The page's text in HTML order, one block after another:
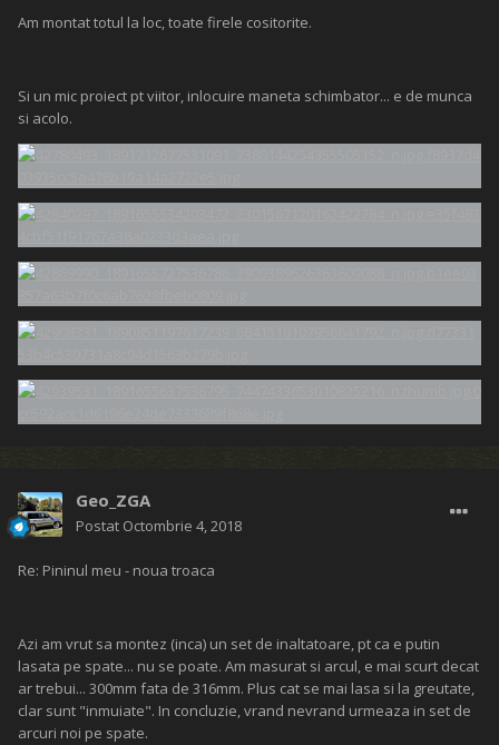
Am montat totul la loc, toate firele cositorite.
Si un mic proiect pt viitor, inlocuire maneta schimbator... e de munca
si acolo.
Geo_ZGA
Postat Octombrie 4, 2018
Re: Pininul meu - noua troaca
Azi am vrut sa montez (inca) un set de inaltatoare, pt ca e putin
lasata pe spate... nu se poate. Am masurat si arcul, e mai scurt decat
ar trebui... 300mm fata de 316mm. Plus cat se mai lasa si la greutate,
clar sunt "inmuiate". In concluzie, vrand nevrand urmeaza in set de
arcuri noi pe spate.